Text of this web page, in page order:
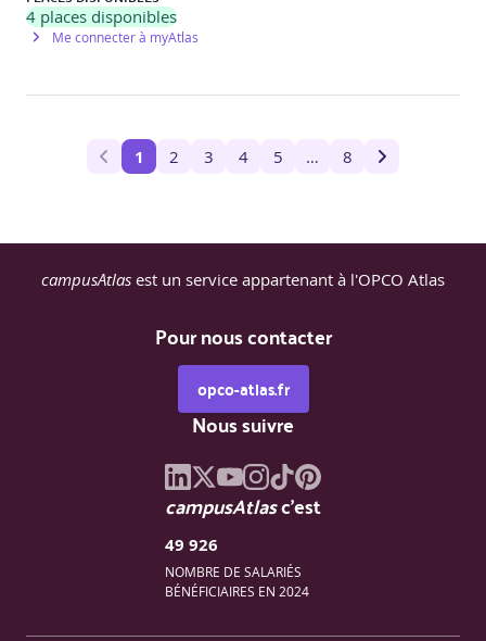
4 places disponibles
Me connecter à myAtlas
1 2 3 4 5 … 8
campusAtlas est un service appartenant à l'OPCO Atlas
Pour nous contacter
opco-atlas.fr
Nous suivre
campusAtlasc'est
49 926
NOMBRE DE SALARIÉS
BÉNÉFICIAIRES EN 2024